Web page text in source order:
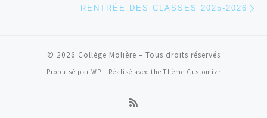
RENTRÉE DES CLASSES 2025-2026
© 2026 Collège Molière – Tous droits réservés
Propulsé par WP – Réalisé avec the Thème Customizr